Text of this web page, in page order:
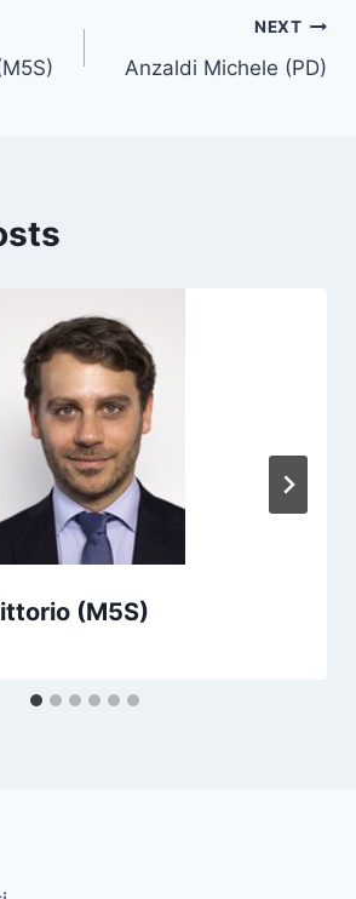
NEXT
Anzaldi Michele (PD)
(M5S)